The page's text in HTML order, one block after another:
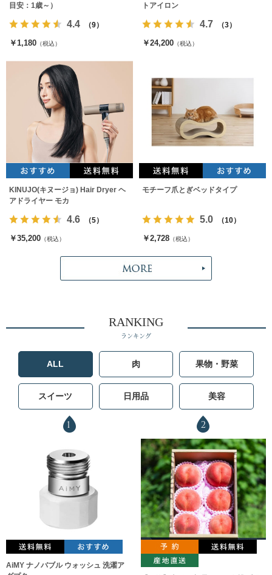
目安：1歳～）
4.4 （9）
￥1,180 （税込）
トアイロン
4.7 （3）
￥24,200 （税込）
KINUJO(キヌージョ) Hair Dryer ヘ
アドライヤー モカ
4.6 （5）
￥35,200 （税込）
モチーフ爪とぎベッドタイプ
5.0 （10）
￥2,728 （税込）
RANKING
ランキング
ALL 肉 果物・野菜
スイーツ 日用品 美容
1
AiMY ナノバブル ウォッシュ 洗濯ア
2